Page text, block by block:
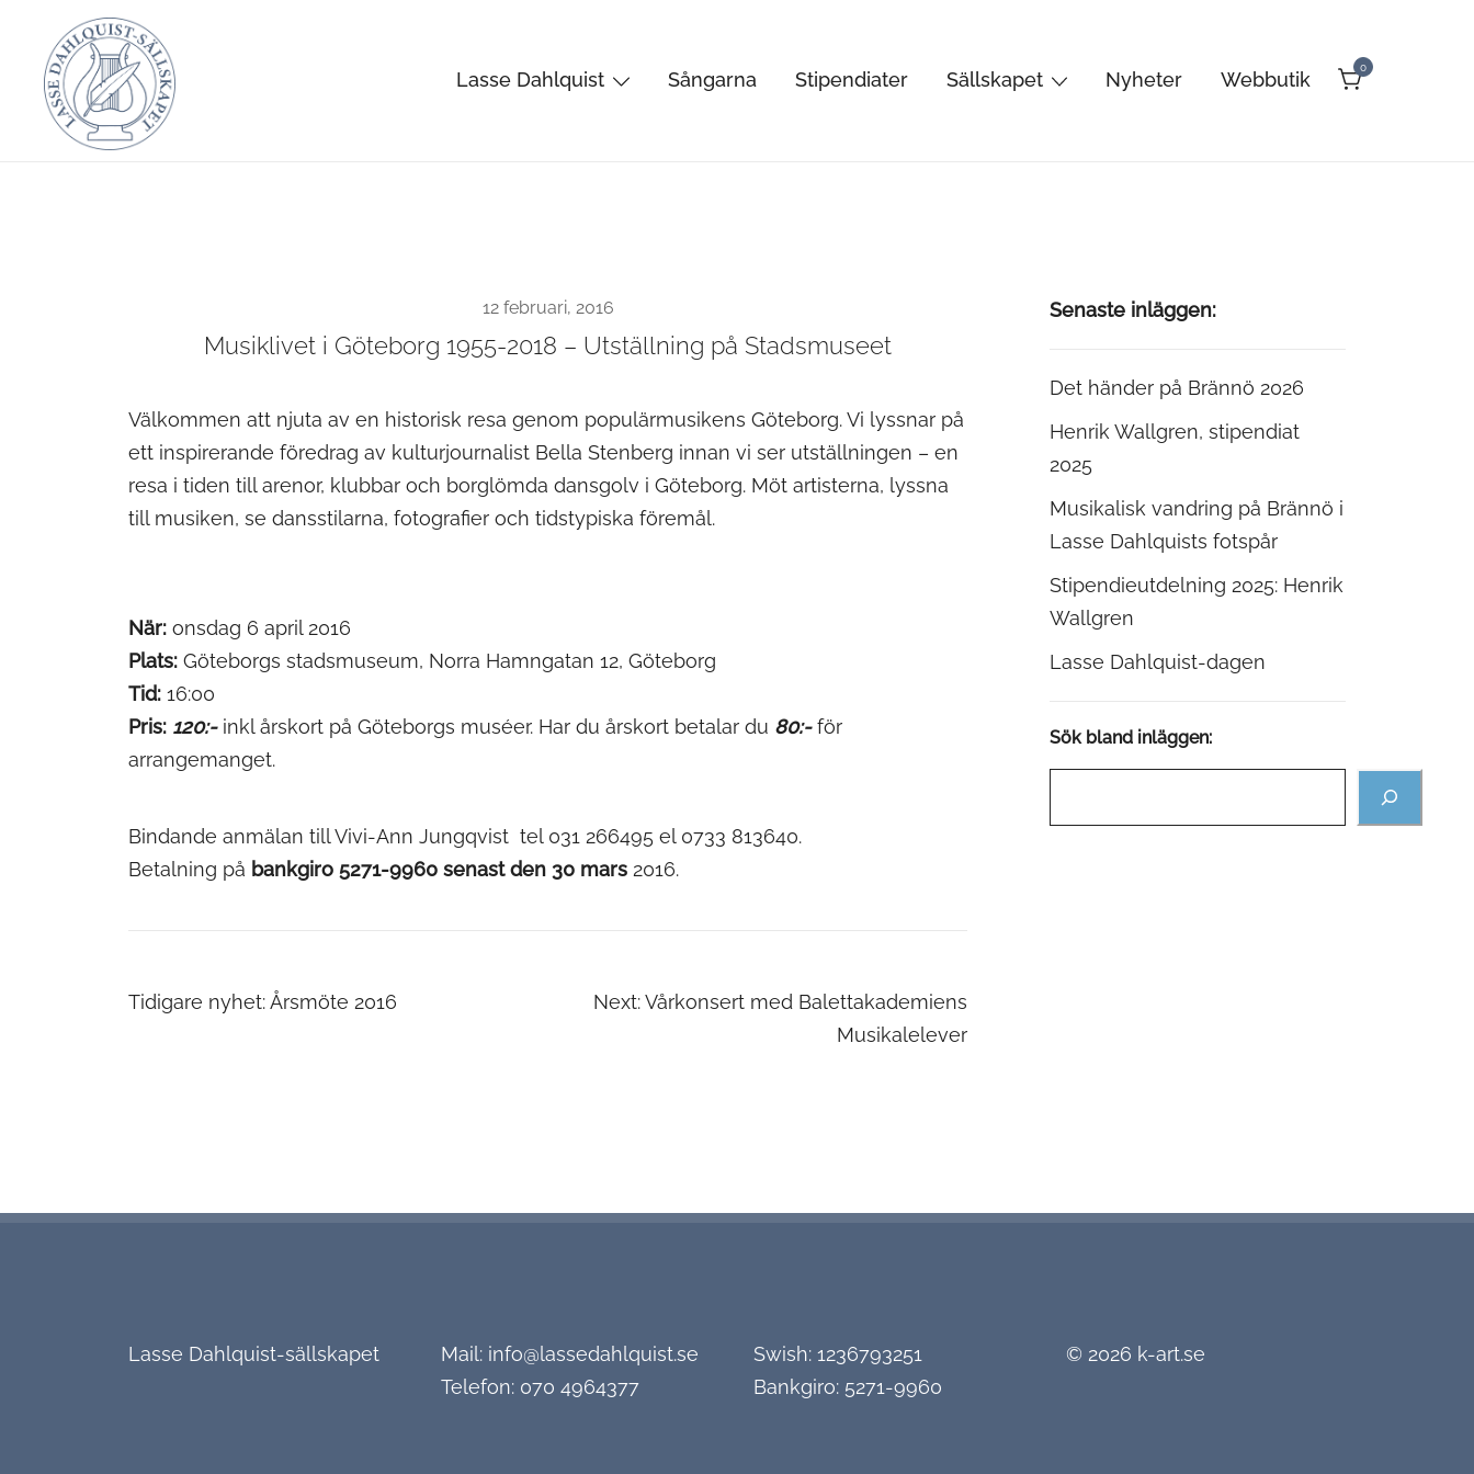
content
Lasse Dahlquist Sångarna Stipendiater Sällskapet Nyheter Webbutik
0
12 februari, 2016
Musiklivet i Göteborg 1955-2018 – Utställning på Stadsmuseet
Välkommen att njuta av en historisk resa genom populärmusikens Göteborg. Vi lyssnar på
ett inspirerande föredrag av kulturjournalist Bella Stenberg innan vi ser utställningen – en
resa i tiden till arenor, klubbar och borglömda dansgolv i Göteborg. Möt artisterna, lyssna
till musiken, se dansstilarna, fotografier och tidstypiska föremål.
När: onsdag 6 april 2016
Plats: Göteborgs stadsmuseum, Norra Hamngatan 12, Göteborg
Tid: 16:00
Pris: 120:-inkl årskort på Göteborgs muséer. Har du årskort betalar du 80:-för
arrangemanget.
Bindande anmälan till Vivi-Ann Jungqvist tel 031 266495 el 0733 813640.
Betalning på bankgiro 5271-9960 senast den 30 mars 2016.
Inläggsnavigering
Tidigare nyhet:Årsmöte 2016 Next:Vårkonsert med Balettakademiens
Musikalelever
Senaste inläggen:
Det händer på Brännö 2026
Henrik Wallgren, stipendiat
2025
Musikalisk vandring på Brännö i
Lasse Dahlquists fotspår
Stipendieutdelning 2025: Henrik
Wallgren
Lasse Dahlquist-dagen
Sök bland inläggen:
Lasse Dahlquist-sällskapet Mail: info@lassedahlquist.se
Telefon: 070 4964377
Swish: 1236793251
Bankgiro: 5271-9960
© 2026 k-art.se